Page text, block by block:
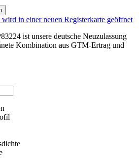
wird in einer neuen Registerkarte geöffnet
ist unsere deutsche Neuzulassung
Kombination aus GTM-Ertrag und